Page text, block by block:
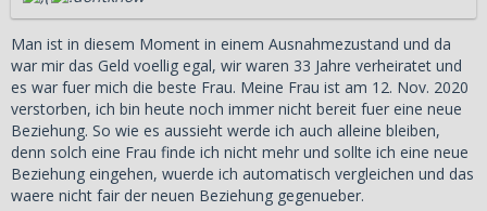
Man ist in diesem Moment in einem Ausnahmezustand und da
war mir das Geld voellig egal, wir waren 33 Jahre verheiratet und
es war fuer mich die beste Frau. Meine Frau ist am 12. Nov. 2020
verstorben, ich bin heute noch immer nicht bereit fuer eine neue
Beziehung. So wie es aussieht werde ich auch alleine bleiben,
denn solch eine Frau finde ich nicht mehr und sollte ich eine neue
Beziehung eingehen, wuerde ich automatisch vergleichen und das
waere nicht fair der neuen Beziehung gegenueber.